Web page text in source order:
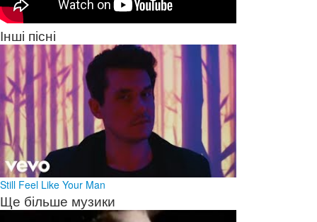
Інші пісні
Still Feel Like Your Man
Ще більше музики